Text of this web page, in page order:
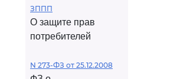
ЗППП
О защите прав
потребителей
N 273-ФЗ от 25.12.2008